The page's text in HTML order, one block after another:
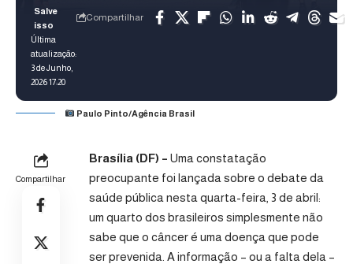
Última
atualização:
3 de Junho,
2026 17:20
Compartilhar
Paulo Pinto/Agência Brasil
Compartilhar
Brasília (DF) – Uma constatação
preocupante foi lançada sobre o debate da
saúde pública nesta quarta-feira, 3 de abril:
um quarto dos brasileiros simplesmente não
sabe que o câncer é uma doença que pode
ser prevenida. A informação – ou a falta dela –